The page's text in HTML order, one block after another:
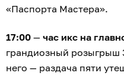
«Паспорта Мастера».
17:00 — час икс на
грандиозный розыгрыш
него — раздача пяти